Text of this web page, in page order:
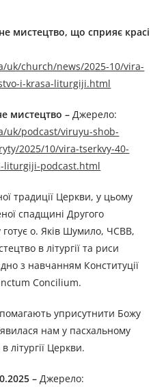
мистецтво, що сприяє красі
uk/church/news/2025-10/vira-
i-krasa-liturgiji.html
мистецтво – Джерелo:
uk/podcast/viruyu-shob-
2025/10/vira-tserkvy-40-
liturgiji-podcast.html
традиції Церкви, у цьому
спадщині Другого
готує о. Яків Шумило, ЧСВВ,
в літургії та риси
з навчанням Конституції
Concilium.
уприсутнити Божу
нам у пасхальному
літургії Церкви.
–Джерелo: